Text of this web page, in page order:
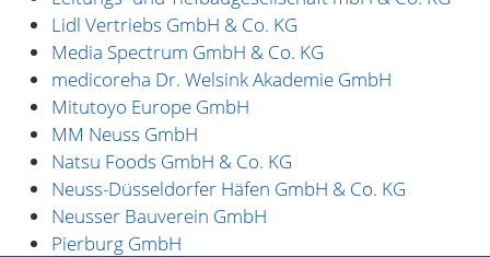
Lidl Vertriebs GmbH & Co. KG
Media Spectrum GmbH & Co. KG
medicoreha Dr. Welsink Akademie GmbH
Mitutoyo Europe GmbH
MM Neuss GmbH
Natsu Foods GmbH & Co. KG
Neuss-Düsseldorfer Häfen GmbH & Co. KG
Neusser Bauverein GmbH
Pierburg GmbH